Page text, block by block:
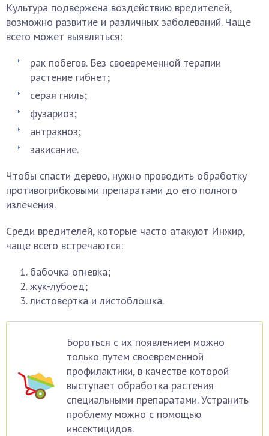
Культура подвержена воздействию вредителей,
возможно развитие и различных заболеваний. Чаще
всего может выявляться:
рак побегов. Без своевременной терапии
растение гибнет;
серая гниль;
фузариоз;
антракноз;
закисание.
Чтобы спасти дерево, нужно проводить обработку
противогрибковыми препаратами до его полного
излечения.
Среди вредителей, которые часто атакуют Инжир,
чаще всего встречаются:
бабочка огневка;
жук-лубоед;
листовертка и листоблошка.
Бороться с их появлением можно
только путем своевременной
профилактики, в качестве которой
выступает обработка растения
специальными препаратами. Устранить
проблему можно с помощью
инсектицидов.